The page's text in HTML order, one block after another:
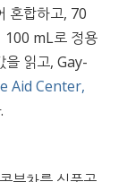
혼합하고, 70
100 mL로 정용
을 읽고, Gay-
Aid Center,